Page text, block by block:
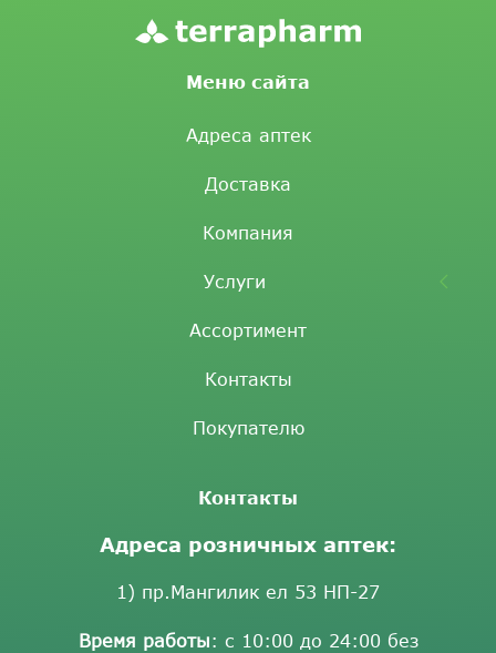
Меню сайта
Адреса аптек
Доставка
Компания
Услуги
Ассортимент
Контакты
Покупателю
Контакты
Адреса розничных аптек:
1) пр.Мангилик ел 53 НП-27
Время работы: с 10:00 до 24:00 без